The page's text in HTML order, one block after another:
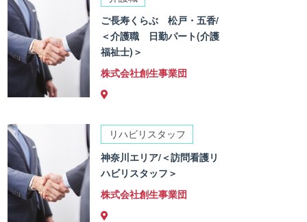
ご長寿くらぶ 松戸・五香/
＜介護職 日勤パート(介護
福祉士)＞
株式会社創生事業団
リハビリスタッフ
神奈川エリア/＜訪問看護リ
ハビリスタッフ＞
株式会社創生事業団